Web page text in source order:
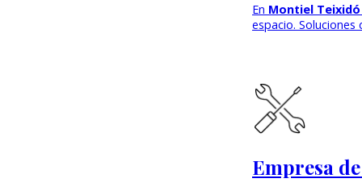
En Montiel Teixidó
espacio.
Empresa